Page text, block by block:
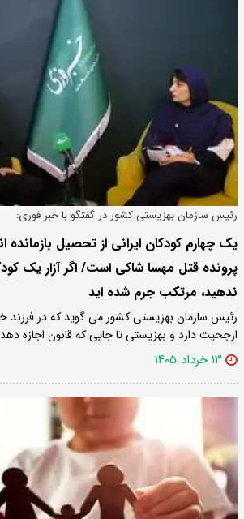
رئیس سازمان بهزیستی کشور در گفتگو با خبر فوری:
یک چهارم کودکان ایرانی از تحصیل بازمانده
پرونده قتل مهسا شاکی است/ اگر آزار یک
ندهید، مرتکب جرم شده اید
رئیس سازمان بهزیستی کشور می گوید که در
ارجحیت دارد و بهزیستی تا جایی که قانون اجازه
۱۳ خرداد ۱۴۰۵